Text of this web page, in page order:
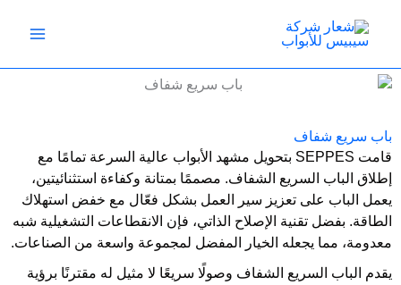
المحتوى
باب سريع شفاف
قامت SEPPES بتحويل مشهد الأبواب عالية السرعة تمامًا مع
إطلاق الباب السريع الشفاف. مصممًا بمتانة وكفاءة استثنائيتين،
يعمل الباب على تعزيز سير العمل بشكل فعّال مع خفض استهلاك
الطاقة. بفضل تقنية الإصلاح الذاتي، فإن الانقطاعات التشغيلية شبه
معدومة، مما يجعله الخيار المفضل لمجموعة واسعة من الصناعات.
يقدم الباب السريع الشفاف وصولًا سريعًا لا مثيل له مقترنًا برؤية